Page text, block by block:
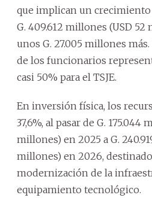
que implican un crecimiento
G. 409.612 millones (USD 52
unos G. 27.005 millones
de los funcionarios
casi 50% para el TSJE.
En inversión física, los
37,6%, al pasar de G. 175.044
millones) en 2025 a G.
millones) en 2026,
modernización de la
equipamiento tecnológico.